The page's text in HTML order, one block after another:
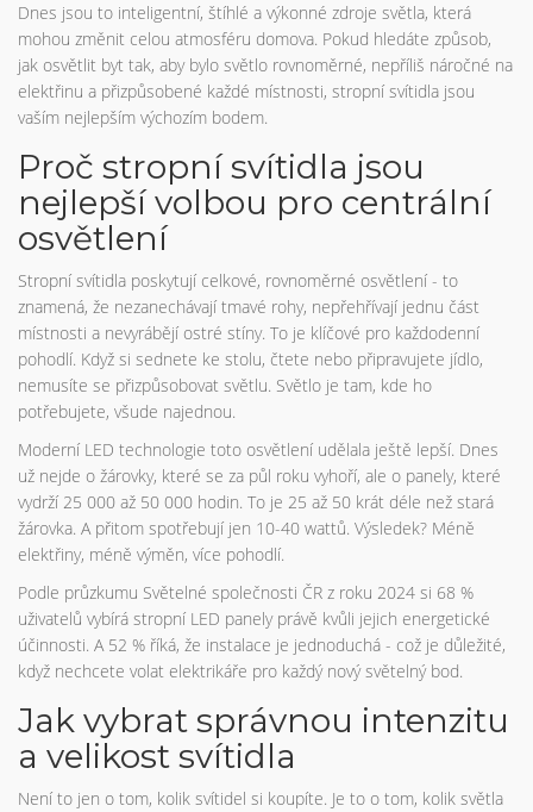
Dnes jsou to inteligentní, štíhlé a výkonné zdroje světla, která
mohou změnit celou atmosféru domova. Pokud hledáte způsob,
jak osvětlit byt tak, aby bylo světlo rovnoměrné, nepříliš náročné na
elektřinu a přizpůsobené každé místnosti, stropní svítidla jsou
vaším nejlepším výchozím bodem.
Proč stropní svítidla jsou
nejlepší volbou pro centrální
osvětlení
Stropní svítidla poskytují celkové, rovnoměrné osvětlení - to
znamená, že nezanechávají tmavé rohy, nepřehřívají jednu část
místnosti a nevyrábějí ostré stíny. To je klíčové pro každodenní
pohodlí. Když si sednete ke stolu, čtete nebo připravujete jídlo,
nemusíte se přizpůsobovat světlu. Světlo je tam, kde ho
potřebujete, všude najednou.
Moderní LED technologie toto osvětlení udělala ještě lepší. Dnes
už nejde o žárovky, které se za půl roku vyhoří, ale o panely, které
vydrží 25 000 až 50 000 hodin. To je 25 až 50 krát déle než stará
žárovka. A přitom spotřebují jen 10-40 wattů. Výsledek? Méně
elektřiny, méně výměn, více pohodlí.
Podle průzkumu Světelné společnosti ČR z roku 2024 si 68 %
uživatelů vybírá stropní LED panely právě kvůli jejich energetické
účinnosti. A 52 % říká, že instalace je jednoduchá - což je důležité,
když nechcete volat elektrikáře pro každý nový světelný bod.
Jak vybrat správnou intenzitu
a velikost svítidla
Není to jen o tom, kolik svítidel si koupíte. Je to o tom, kolik světla